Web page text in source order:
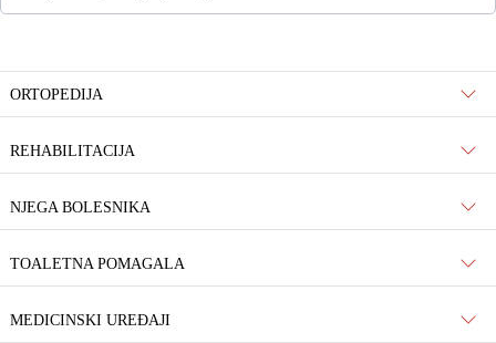
ORTOPEDIJA
REHABILITACIJA
NJEGA BOLESNIKA
TOALETNA POMAGALA
MEDICINSKI UREĐAJI